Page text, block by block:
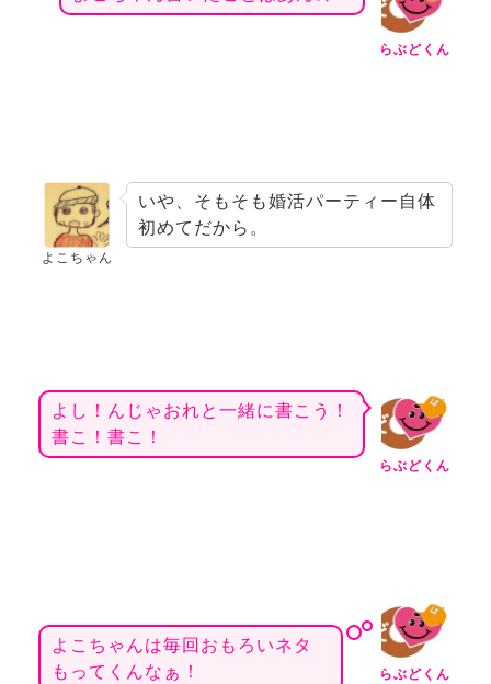
らぶどくん
よこちゃん
いや、そもそも婚活パーティー自体
初めてだから。
らぶどくん
よし！んじゃおれと一緒に書こう！
書こ！書こ！
らぶどくん
よこちゃんは毎回おもろいネタ
もってくんなぁ！